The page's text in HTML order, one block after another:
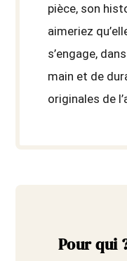
pièce, son
aimeriez
s’engage,
main et de
originales de
Pour qui